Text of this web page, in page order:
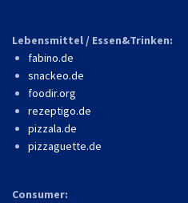
Lebensmittel / Essen&Trinken:
fabino.de
snackeo.de
foodir.org
rezeptigo.de
pizzala.de
pizzaguette.de
Consumer: